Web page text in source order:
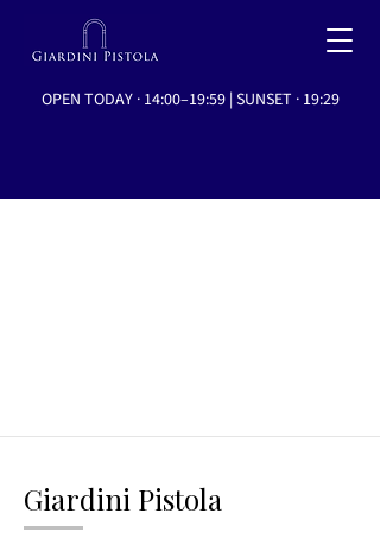
OPEN TODAY · 14:00–19:59 | SUNSET · 19:29
Giardini Pistola